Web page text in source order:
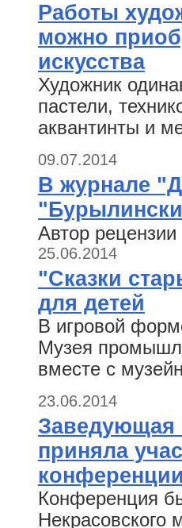
Работы
можно
искусства
Художник
пастели,
аквантинты и
09.07.2014
В журнале
Автор
25.06.2014
"Сказки
для детей
В игровой
Музея
вместе с
23.06.2014
Заведующая
приняла
Конференция
Некрасовского